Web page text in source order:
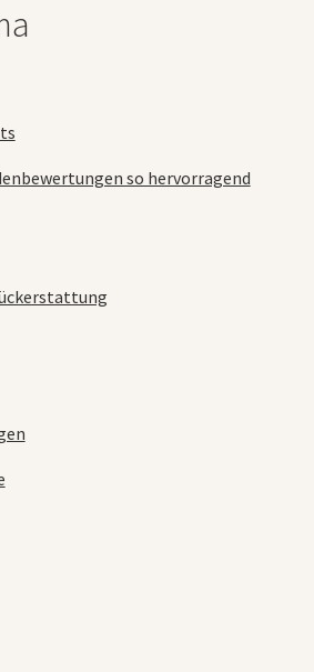
so hervorragend